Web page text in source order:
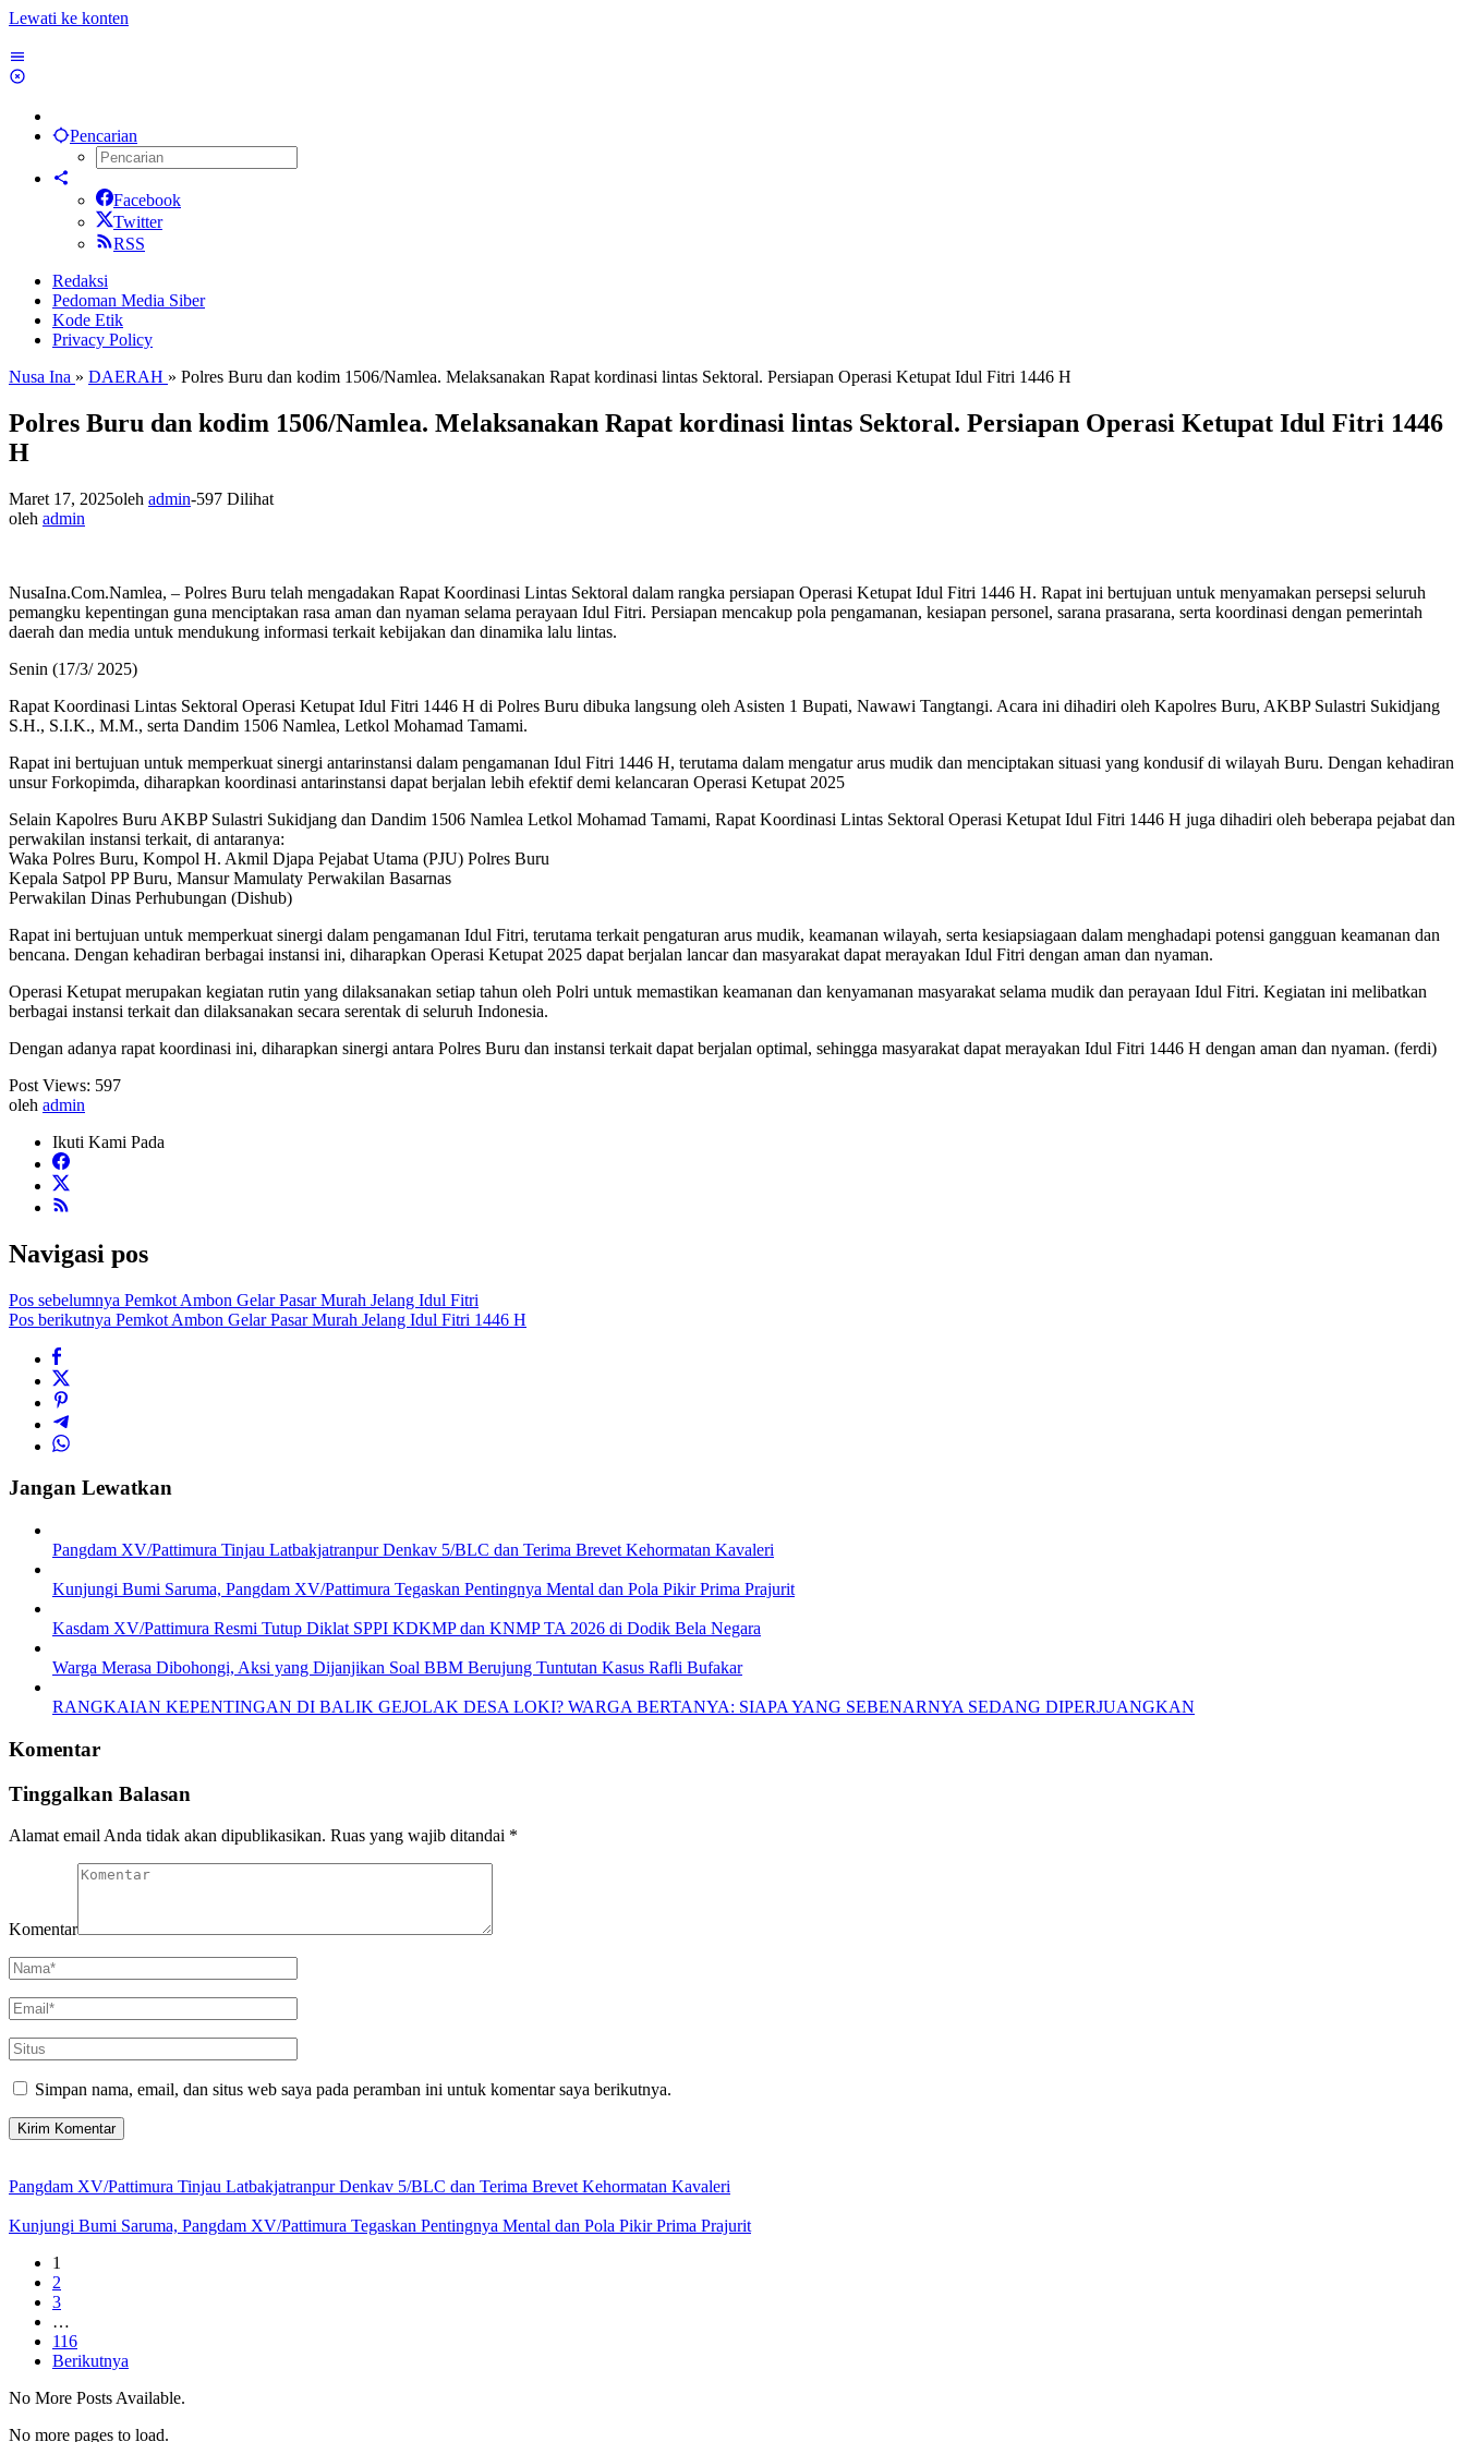
Lewati ke konten
Pencarian
Facebook
Twitter
RSS
Redaksi
Pedoman Media Siber
Kode Etik
Privacy Policy
Nusa Ina » DAERAH » Polres Buru dan kodim 1506/Namlea. Melaksanakan Rapat kordinasi lintas Sektoral. Persiapan Operasi Ketupat Idul Fitri 1446 H
Polres Buru dan kodim 1506/Namlea. Melaksanakan Rapat kordinasi lintas Sektoral. Persiapan Operasi Ketupat Idul Fitri 1446
H
Maret 17, 2025oleh admin-597 Dilihat
oleh admin
NusaIna.Com.Namlea, – Polres Buru telah mengadakan Rapat Koordinasi Lintas Sektoral dalam rangka persiapan Operasi Ketupat Idul Fitri 1446 H. Rapat ini bertujuan untuk menyamakan persepsi seluruh
pemangku kepentingan guna menciptakan rasa aman dan nyaman selama perayaan Idul Fitri. Persiapan mencakup pola pengamanan, kesiapan personel, sarana prasarana, serta koordinasi dengan pemerintah
daerah dan media untuk mendukung informasi terkait kebijakan dan dinamika lalu lintas.
Senin (17/3/ 2025)
Rapat Koordinasi Lintas Sektoral Operasi Ketupat Idul Fitri 1446 H di Polres Buru dibuka langsung oleh Asisten 1 Bupati, Nawawi Tangtangi. Acara ini dihadiri oleh Kapolres Buru, AKBP Sulastri Sukidjang
S.H., S.I.K., M.M., serta Dandim 1506 Namlea, Letkol Mohamad Tamami.
Rapat ini bertujuan untuk memperkuat sinergi antarinstansi dalam pengamanan Idul Fitri 1446 H, terutama dalam mengatur arus mudik dan menciptakan situasi yang kondusif di wilayah Buru. Dengan kehadiran
unsur Forkopimda, diharapkan koordinasi antarinstansi dapat berjalan lebih efektif demi kelancaran Operasi Ketupat 2025
Selain Kapolres Buru AKBP Sulastri Sukidjang dan Dandim 1506 Namlea Letkol Mohamad Tamami, Rapat Koordinasi Lintas Sektoral Operasi Ketupat Idul Fitri 1446 H juga dihadiri oleh beberapa pejabat dan
perwakilan instansi terkait, di antaranya:
Waka Polres Buru, Kompol H. Akmil Djapa Pejabat Utama (PJU) Polres Buru
Kepala Satpol PP Buru, Mansur Mamulaty Perwakilan Basarnas
Perwakilan Dinas Perhubungan (Dishub)
Rapat ini bertujuan untuk memperkuat sinergi dalam pengamanan Idul Fitri, terutama terkait pengaturan arus mudik, keamanan wilayah, serta kesiapsiagaan dalam menghadapi potensi gangguan keamanan dan
bencana. Dengan kehadiran berbagai instansi ini, diharapkan Operasi Ketupat 2025 dapat berjalan lancar dan masyarakat dapat merayakan Idul Fitri dengan aman dan nyaman.
Operasi Ketupat merupakan kegiatan rutin yang dilaksanakan setiap tahun oleh Polri untuk memastikan keamanan dan kenyamanan masyarakat selama mudik dan perayaan Idul Fitri. Kegiatan ini melibatkan
berbagai instansi terkait dan dilaksanakan secara serentak di seluruh Indonesia.
Dengan adanya rapat koordinasi ini, diharapkan sinergi antara Polres Buru dan instansi terkait dapat berjalan optimal, sehingga masyarakat dapat merayakan Idul Fitri 1446 H dengan aman dan nyaman. (ferdi)
Post Views: 597
oleh admin
Ikuti Kami Pada
Navigasi pos
Pos sebelumnya Pemkot Ambon Gelar Pasar Murah Jelang Idul Fitri
Pos berikutnya Pemkot Ambon Gelar Pasar Murah Jelang Idul Fitri 1446 H
Jangan Lewatkan
Pangdam XV/Pattimura Tinjau Latbakjatranpur Denkav 5/BLC dan Terima Brevet Kehormatan Kavaleri
Kunjungi Bumi Saruma, Pangdam XV/Pattimura Tegaskan Pentingnya Mental dan Pola Pikir Prima Prajurit
Kasdam XV/Pattimura Resmi Tutup Diklat SPPI KDKMP dan KNMP TA 2026 di Dodik Bela Negara
Warga Merasa Dibohongi, Aksi yang Dijanjikan Soal BBM Berujung Tuntutan Kasus Rafli Bufakar
RANGKAIAN KEPENTINGAN DI BALIK GEJOLAK DESA LOKI? WARGA BERTANYA: SIAPA YANG SEBENARNYA SEDANG DIPERJUANGKAN
Komentar
Tinggalkan Balasan
Alamat email Anda tidak akan dipublikasikan. Ruas yang wajib ditandai *
Komentar
Simpan nama, email, dan situs web saya pada peramban ini untuk komentar saya berikutnya.
Pangdam XV/Pattimura Tinjau Latbakjatranpur Denkav 5/BLC dan Terima Brevet Kehormatan Kavaleri
Kunjungi Bumi Saruma, Pangdam XV/Pattimura Tegaskan Pentingnya Mental dan Pola Pikir Prima Prajurit
1
2
3
…
116
Berikutnya
No More Posts Available.
No more pages to load.